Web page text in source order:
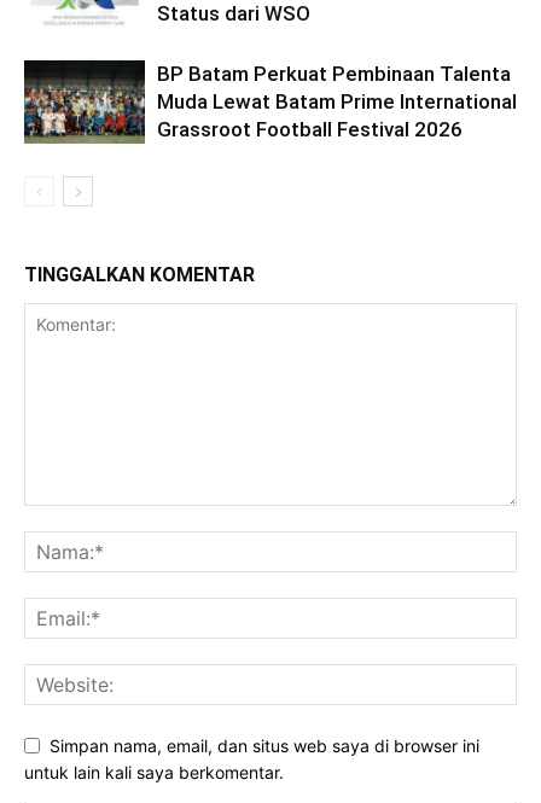
Status dari WSO
BP Batam Perkuat Pembinaan Talenta
Muda Lewat Batam Prime International
Grassroot Football Festival 2026
TINGGALKAN KOMENTAR
Simpan nama, email, dan situs web saya di browser ini
untuk lain kali saya berkomentar.